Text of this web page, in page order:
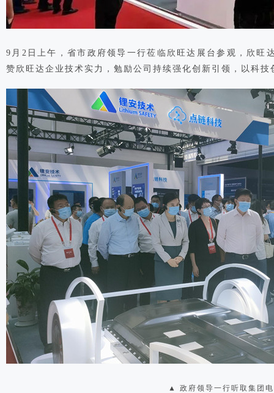
9月2日上午，省市政府领导一行莅临欣旺达展台参观，欣旺
赞欣旺达企业技术实力，勉励公司持续强化创新引领，以科技
▲ 政府领导一行听取集团